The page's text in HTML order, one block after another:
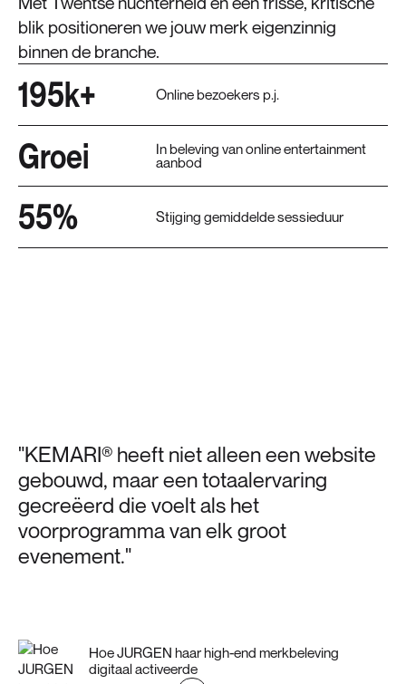
blik positioneren we jouw merk eigenzinnig
binnen de branche.
195k+ Online bezoekers p.j.
Groei In beleving van online entertainment
aanbod
55% Stijging gemiddelde sessieduur
"KEMARI® heeft niet alleen een website
gebouwd, maar een totaalervaring
gecreëerd die voelt als het
voorprogramma van elk groot
evenement."
Hoe JURGEN haar high-end merkbeleving
digitaal activeerde